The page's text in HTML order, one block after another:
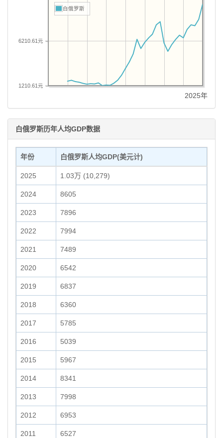
1210.61元
6210.61元
白俄罗斯
2025年
白俄罗斯历年人均GDP数据
年份 白俄罗斯人均GDP(美元计)
2025 1.03万 (10,279)
2024 8605
2023 7896
2022 7994
2021 7489
2020 6542
2019 6837
2018 6360
2017 5785
2016 5039
2015 5967
2014 8341
2013 7998
2012 6953
2011 6527